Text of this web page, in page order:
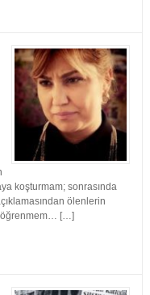
koşturmam; sonrasında
ölenlerin
öğrenmem… […]